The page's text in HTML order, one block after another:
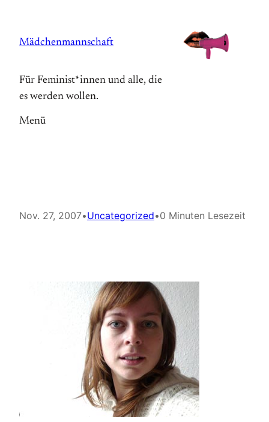
springen
Mädchenmannschaft
Für Feminist*innen und alle, die
es werden wollen.
Menü
Nov. 27, 2007•Uncategorized•0 Minuten Lesezeit